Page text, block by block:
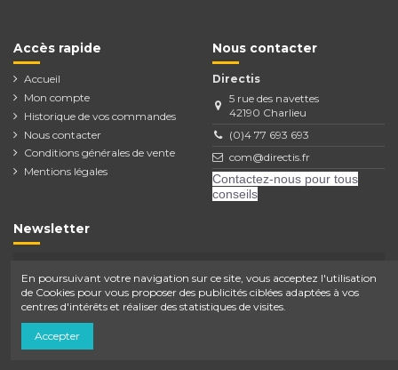
Accès rapide
Accueil
Mon compte
Historique de vos commandes
Nous contacter
Conditions générales de vente
Mentions légales
Nous contacter
Directis
5 rue des navettes
42190 Charlieu
(0)4 77 693 693
com@directis.fr
Contactez-nous pour tous
conseils
Newsletter
Vous pouvez vous désinscrire à tout moment.
Vous trouverez pour cela nos informations de
contact dans les conditions d'utilisation du site.
En poursuivant votre navigation sur ce site, vous acceptez l'utilisation
de Cookies pour vous proposer des publicités ciblées adaptées à vos
centres d'intérêts et réaliser des statistiques de visites.
Accepter